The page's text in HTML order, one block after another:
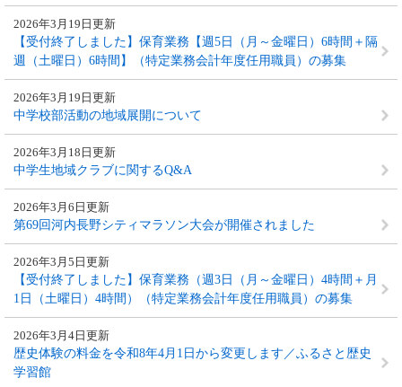
【受付終了しました】保育業務【週5日（月～金曜日）6時間＋隔
週（土曜日）6時間】（特定業務会計年度任用職員）の募集
2026年3月19日更新
中学校部活動の地域展開について
2026年3月19日更新
中学生地域クラブに関するQ&A
2026年3月18日更新
第69回河内長野シティマラソン大会が開催されました
2026年3月6日更新
【受付終了しました】保育業務（週3日（月～金曜日）4時間＋月
1日（土曜日）4時間）（特定業務会計年度任用職員）の募集
2026年3月5日更新
歴史体験の料金を令和8年4月1日から変更します／ふるさと歴史
学習館
2026年3月4日更新